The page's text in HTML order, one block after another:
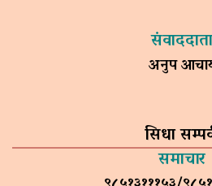
संवाददाता
अनुप
सिधा
समाचार